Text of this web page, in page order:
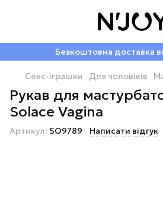
Безкоштовна доставка
Секс-іграшки Для чоловіків
Рукав для
Solace Vagina
Артикул: SO9789 Написати відгук